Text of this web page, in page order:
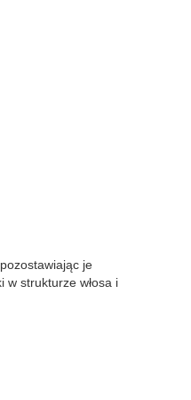
je
w strukturze włosa i